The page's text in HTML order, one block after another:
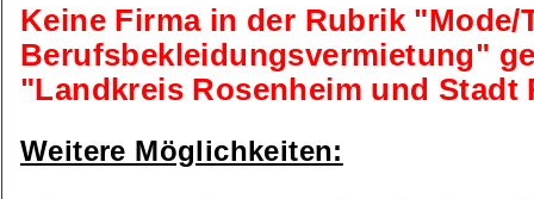
Keine Firma in der Rubrik "Mode/
Berufsbekleidungsvermietung"
"Landkreis Rosenheim und Stadt
Weitere Möglichkeiten: